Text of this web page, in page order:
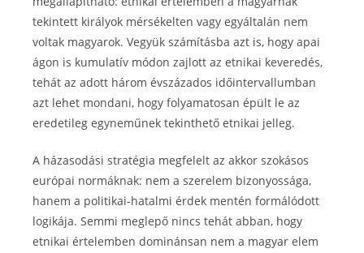
tekintett királyok mérsékelten vagy egyáltalán nem
voltak magyarok. Vegyük számításba azt is, hogy apai
ágon is kumulatív módon zajlott az etnikai keveredés,
tehát az adott három évszázados időintervallumban
azt lehet mondani, hogy folyamatosan épült le az
eredetileg egyneműnek tekinthető etnikai jelleg.
A házasodási stratégia megfelelt az akkor szokásos
európai normáknak: nem a szerelem bizonyossága,
hanem a politikai-hatalmi érdek mentén formálódott
logikája. Semmi meglepő nincs tehát abban, hogy
etnikai értelemben dominánsan nem a magyar elem